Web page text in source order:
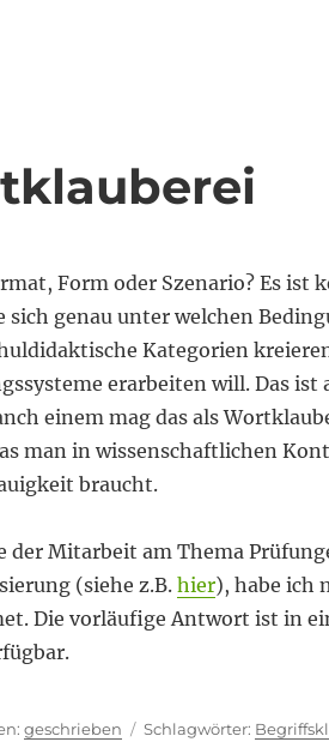
Form oder Szenario? Es ist
sich genau unter welchen
Kategorien
erarbeiten will. Das ist
einem mag das als
man in wissenschaftlichen
braucht.
der Mitarbeit am Thema
(siehe z.B.hier), habe ich
Die vorläufige Antwort ist in
Kategorien
geschrieben